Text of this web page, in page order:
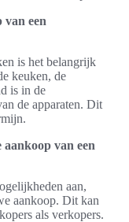
van een
is het belangrijk
keuken, de
is in de
de apparaten. Dit
van een
aan,
aankoop. Dit kan
als verkopers.